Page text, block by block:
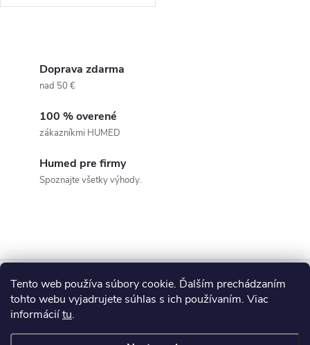
Tento web používa súbory cookie. Ďalším prechádzaním
tohto webu vyjadrujete súhlas s ich používaním. Viac
informáciítu.
e
p
r
Doprava zdarma
nad 50 €
100 % overené
zákazníkmi HUMED
Humed pre firmy
Spoznajte všetky výhody.
Z
áBlog
Informácie pre vás